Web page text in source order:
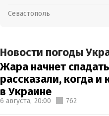
Севастополь
Новости погоды
Жара начнет
рассказали, когда и
в Украине
6 августа, 20:00 762